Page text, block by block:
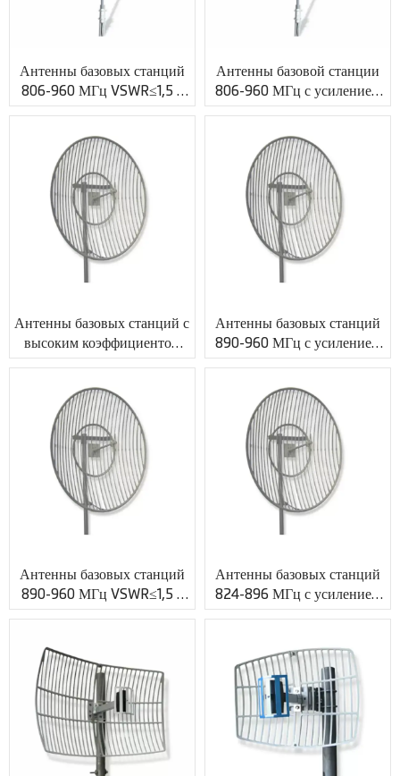
Антенны базовых станций
806-960 МГц VSWR≤1,5 с
индивидуальным
XMR-PV019
Антенны базовой станции
806-960 МГц с усилением
10 дБи и индивидуальным
XMR-PV020
Антенны базовых станций с
высоким коэффициентом
усиления 890-960 МГц
кабелем XMR-PV021
Антенны базовых станций
890-960 МГц с усилением
20 дБи и разъемом N XMR-
Антенны базовых станций
890-960 МГц VSWR≤1,5 с
разъемом N Jack XMR-
Антенны базовых станций
824-896 МГц с усилением
18 дБи и индивидуальным
PV024